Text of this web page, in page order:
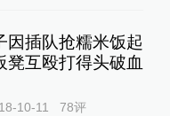
因插队抢糯米饭起
凳互殴打得头破血
10-11 78评